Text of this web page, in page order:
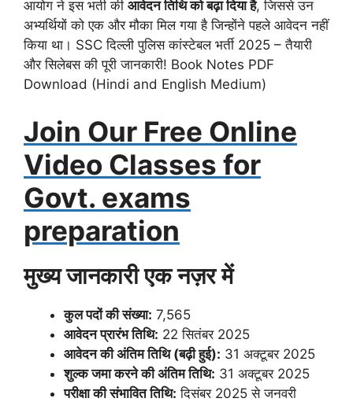
आयोग ने इस भर्ती की आवेदन तिथि को बढ़ा दिया है, जिससे उन
अभ्यर्थियों को एक और मौका मिल गया है जिन्होंने पहले आवेदन नहीं
किया था। SSC दिल्ली पुलिस कांस्टेबल भर्ती 2025 – तैयारी
और सिलेबस की पूरी जानकारी! Book Notes PDF
Download (Hindi and English Medium)
Join Our Free Online
Video Classes for
Govt. exams
preparation
मुख्य जानकारी एक नज़र में
कुल पदों की संख्या: 7,565
आवेदन प्रारंभ तिथि: 22 सितंबर 2025
आवेदन की अंतिम तिथि (बढ़ी हुई): 31 अक्टूबर 2025
शुल्क जमा करने की अंतिम तिथि: 31 अक्टूबर 2025
परीक्षा की संभावित तिथि: दिसंबर 2025 से जनवरी